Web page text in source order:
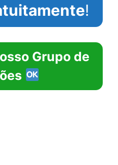
!
Grupo de